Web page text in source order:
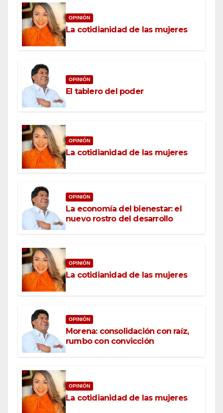
OPINIÓN
La cotidianidad de las mujeres
OPINIÓN
El tablero del poder
OPINIÓN
La cotidianidad de las mujeres
OPINIÓN
La economía del bienestar: el
nuevo rostro del desarrollo
OPINIÓN
La cotidianidad de las mujeres
OPINIÓN
Morena: consolidación con raíz,
rumbo con convicción
OPINIÓN
La cotidianidad de las mujeres